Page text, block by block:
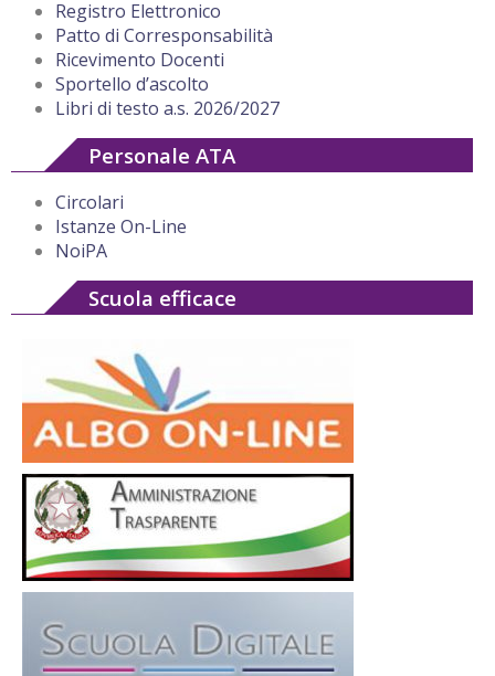
Registro Elettronico
Patto di Corresponsabilità
Ricevimento Docenti
Sportello d’ascolto
Libri di testo a.s. 2026/2027
Personale ATA
Circolari
Istanze On-Line
NoiPA
Scuola efficace